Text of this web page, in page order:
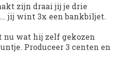
zijn draai jij je drie
jij wint 3x een bankbiljet.
nu wat hij zelf gekozen
Produceer 3 centen en